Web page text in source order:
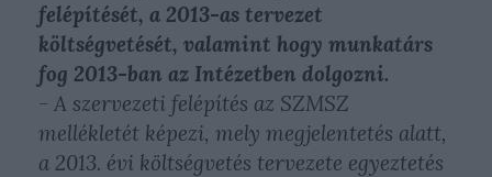
felépítését, a 2013-as tervezet
költségvetését, valamint hogy munkatárs
fog 2013-ban az Intézetben dolgozni.
- A szervezeti felépítés az SZMSZ
mellékletét képezi, mely megjelentetés alatt,
a 2013. évi költségvetés tervezete egyeztetés